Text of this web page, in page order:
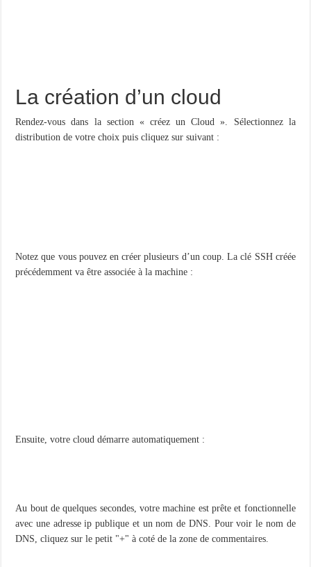
La création d’un cloud
Rendez-vous dans la section « créez un Cloud ». Sélectionnez la
distribution de votre choix puis cliquez sur suivant :
Notez que vous pouvez en créer plusieurs d’un coup. La clé SSH créée
précédemment va être associée à la machine :
Ensuite, votre cloud démarre automatiquement :
Au bout de quelques secondes, votre machine est prête et fonctionnelle
avec une adresse ip publique et un nom de DNS. Pour voir le nom de
DNS, cliquez sur le petit "+" à coté de la zone de commentaires.